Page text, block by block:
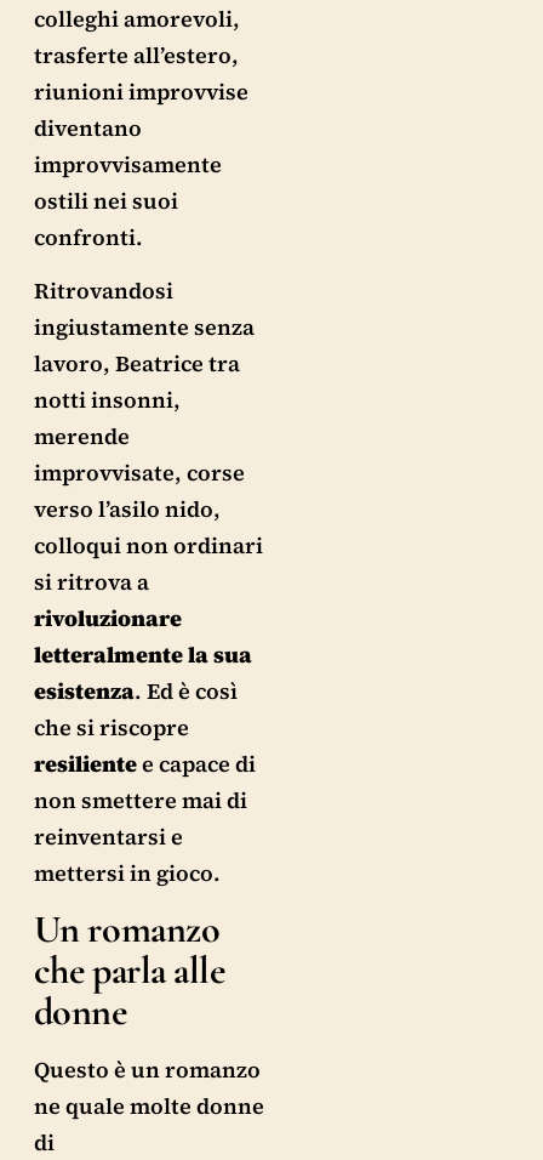
colleghi amorevoli,
trasferte all’estero,
riunioni improvvise
diventano
improvvisamente
ostili nei suoi
confronti.
Ritrovandosi
ingiustamente senza
lavoro, Beatrice tra
notti insonni,
merende
improvvisate, corse
verso l’asilo nido,
colloqui non ordinari
si ritrova a
rivoluzionare
letteralmente la sua
esistenza. Ed è così
che si riscopre
resilientee capace di
non smettere mai di
reinventarsi e
mettersi in gioco.
Un romanzo
che parla alle
donne
Questo è un romanzo
ne quale molte donne
di